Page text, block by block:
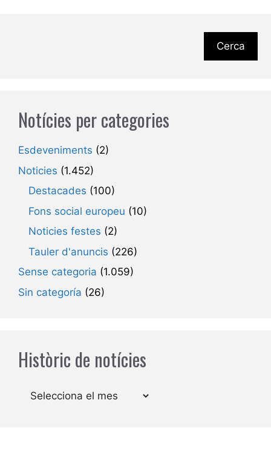
Cerca
Notícies per categories
Esdeveniments (2)
Noticies (1.452)
Destacades (100)
Fons social europeu (10)
Noticies festes (2)
Tauler d'anuncis (226)
Sense categoria (1.059)
Sin categoría (26)
Històric de notícies
Arxius